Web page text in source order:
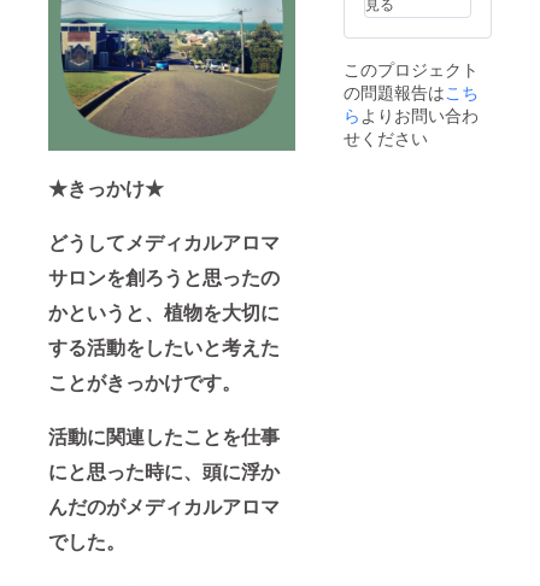
★きっかけ★
どうしてメディカルアロマ
サロンを創ろうと思ったの
かというと、植物を大切に
する活動をしたいと考えた
ことがきっかけです。
活動に関連したことを仕事
にと思った時に、頭に浮か
んだのがメディカルアロマ
でした。
このプロジェクト
の問題報告はこち
ら よりお問い合わ
せください